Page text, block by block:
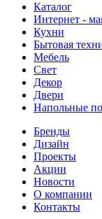
Каталог
Интернет -
Кухни
Бытовая
Мебель
Свет
Декор
Двери
Напольные
Бренды
Дизайн
Проекты
Акции
Новости
О компании
Контакты